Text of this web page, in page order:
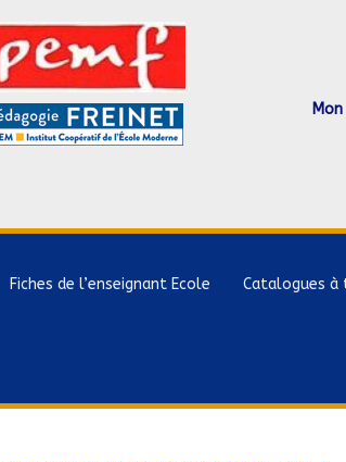
Fiches de l’enseignant Ecole Catalogues à